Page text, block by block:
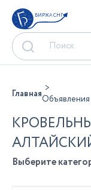
БИРЖА СНГ
ГлавнаяОбъявления
Выберите